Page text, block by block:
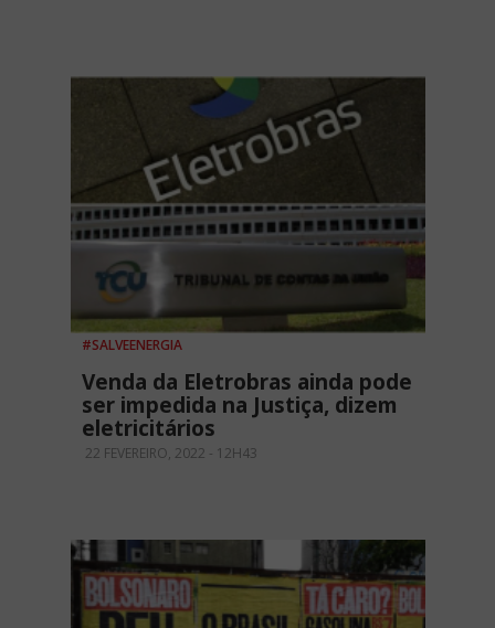
#SALVEENERGIA
Venda da Eletrobras ainda pode
ser impedida na Justiça, dizem
eletricitários
22 FEVEREIRO, 2022 - 12H43